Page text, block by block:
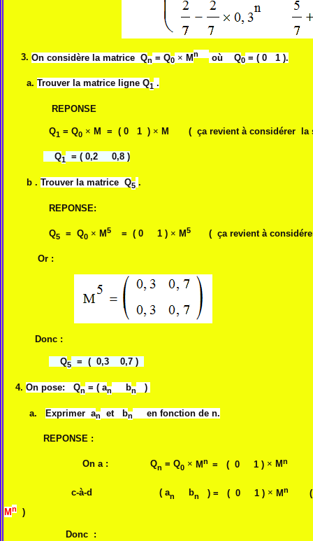
3. On considère la matrice Qn = Q0 × Mn où Q0 = ( 0 1 ).
a. Trouver la matrice ligne Q1 .
REPONSE
Q1 = Q0 × M = ( 0 1 ) × M ( ça revient à considérer la
Q1 = ( 0,2 0,8 )
b . Trouver la matrice Q5 .
REPONSE:
Q5 = Q0 × M5 = ( 0 1 ) × M5 ( ça revient à
Or :
Donc :
Q5 = ( 0,3 0,7 )
4. On pose: Qn = ( an bn )
a. Exprimer an et bn en fonction de n.
REPONSE :
On a : Qn = Q0 × Mn = ( 0 1 ) × Mn
c-à-d ( an bn ) = ( 0 1 ) × Mn
Mn )
Donc :